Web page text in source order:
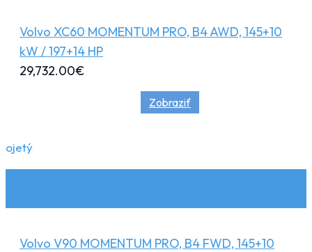
Volvo XC60 MOMENTUM PRO, B4 AWD, 145+10
kW / 197+14 HP
29,732.00€
Zobraziť
ojetý
Volvo V90 MOMENTUM PRO, B4 FWD, 145+10